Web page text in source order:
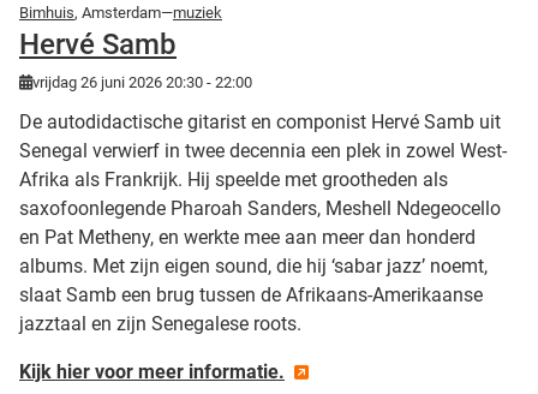
Bimhuis, Amsterdam—muziek
Hervé Samb
vrijdag 26 juni 2026 20:30 - 22:00
De autodidactische gitarist en componist Hervé Samb uit
Senegal verwierf in twee decennia een plek in zowel West-
Afrika als Frankrijk. Hij speelde met grootheden als
saxofoonlegende Pharoah Sanders, Meshell Ndegeocello
en Pat Metheny, en werkte mee aan meer dan honderd
albums. Met zijn eigen sound, die hij ‘sabar jazz’ noemt,
slaat Samb een brug tussen de Afrikaans-Amerikaanse
jazztaal en zijn Senegalese roots.
Kijk hier voor meer informatie.